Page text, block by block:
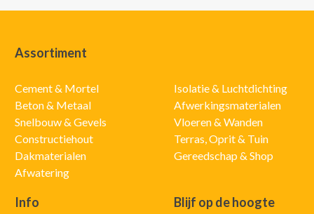
Assortiment
Cement & Mortel
Beton & Metaal
Snelbouw & Gevels
Constructiehout
Dakmaterialen
Afwatering
Isolatie & Luchtdichting
Afwerkingsmaterialen
Vloeren & Wanden
Terras, Oprit & Tuin
Gereedschap & Shop
Info Blijf op de hoogte